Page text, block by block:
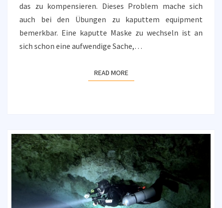
das zu kompensieren. Dieses Problem mache sich
auch bei den Übungen zu kaputtem equipment
bemerkbar. Eine kaputte Maske zu wechseln ist an
sich schon eine aufwendige Sache,…
READ MOREREAD MORE